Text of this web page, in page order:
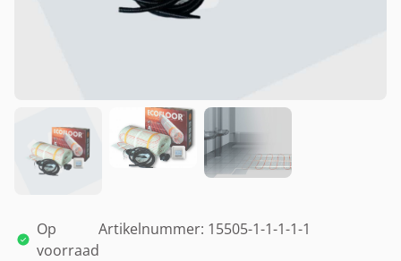
Op
voorraad
Artikelnummer: 15505-1-1-1-1-1